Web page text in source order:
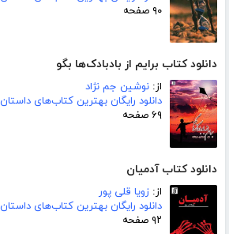
۹۰ صفحه
دانلود کتاب برایم از بادبادک‌ها بگو
از: نوشین جم نژاد
دانلود رایگان بهترین کتاب‌های داستان
۶۹ صفحه
دانلود کتاب آدمیان
از: زویا قلی پور
دانلود رایگان بهترین کتاب‌های داستان
۹۲ صفحه